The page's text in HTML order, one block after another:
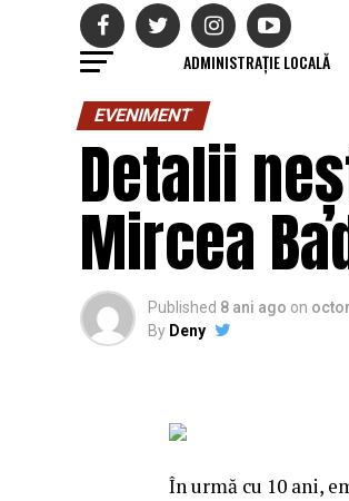
ADMINISTRAȚIE LOCALĂ
EVENIMENT
Detalii
Mircea
Published 8 ani ago on
By Deny
În urmă cu 10 ani,